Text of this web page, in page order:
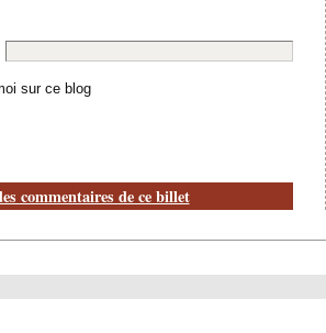
sur ce blog
commentaires de ce billet